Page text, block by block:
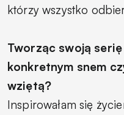
którzy wszystko
Tworząc swoją
konkretnym snem
wziętą?
Inspirowałam się